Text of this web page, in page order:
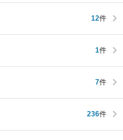
12件
1件
7件
236件